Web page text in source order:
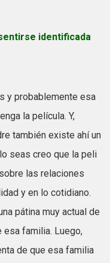
identificada
y probablemente esa
la película. Y,
también existe ahí un
seas creo que la peli
las relaciones
y en lo cotidiano.
pátina muy actual de
esa familia. Luego,
de que esa familia